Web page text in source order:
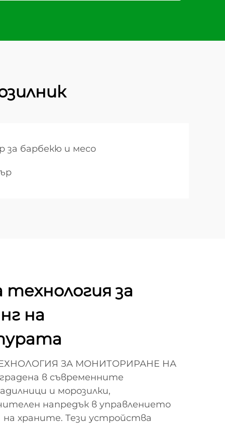
барбекю и месо
за
на
ТЕХНОЛОГИЯ ЗА МОНИТОРИРАНЕ НА
в съвременните
и морозилки,
напредък в управлението
храните. Тези устройства